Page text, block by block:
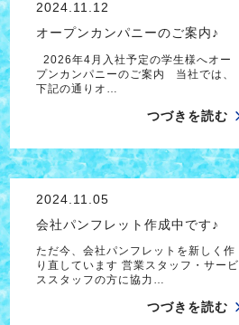
2024.11.12
オープンカンパニーのご案内♪
2026年4月入社予定の学生様へオー
プンカンパニーのご案内 当社では、
下記の通りオ…
つづきを読む
2024.11.05
会社パンフレット作成中です♪
ただ今、会社パンフレットを新しく作
り直しています 営業スタッフ・サービ
ススタッフの方に協力…
つづきを読む